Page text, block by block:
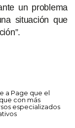
un problema
situación que
a Page que el
con más
especializados